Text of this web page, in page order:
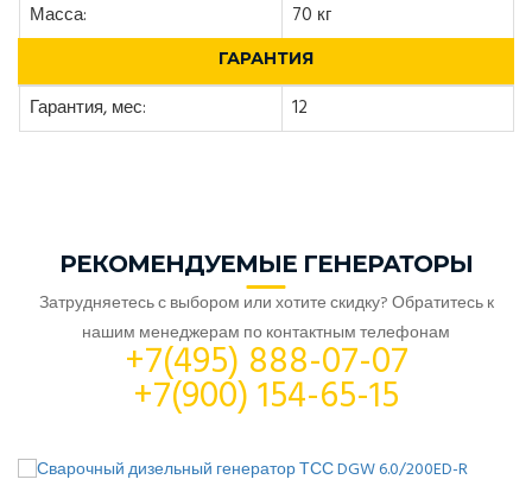
Масса:
70 кг
ГАРАНТИЯ
Гарантия, мес: 12
РЕКОМЕНДУЕМЫЕ ГЕНЕРАТОРЫ
Затрудняетесь с выбором или хотите скидку? Обратитесь к
нашим менеджерам по контактным телефонам
+7(495) 888-07-07
+7(900) 154-65-15